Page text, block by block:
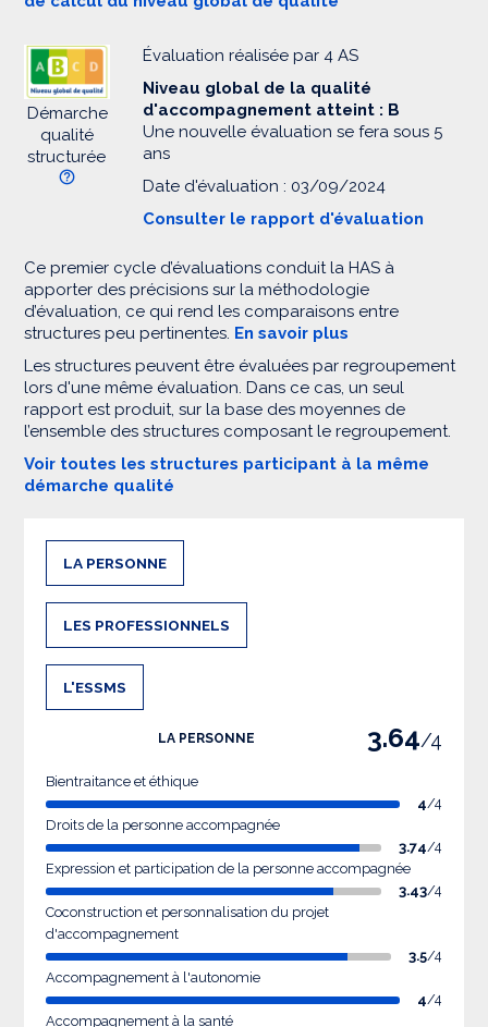
Démarche
qualité
structurée
Évaluation réalisée par 4 AS
Niveau global de la qualité
d'accompagnement atteint : B
Une nouvelle évaluation se fera sous 5
ans
Date d'évaluation : 03/09/2024
Consulter le rapport d'évaluation
Ce premier cycle d’évaluations conduit la HAS à
apporter des précisions sur la méthodologie
d’évaluation, ce qui rend les comparaisons entre
structures peu pertinentes. En savoir plus
Les structures peuvent être évaluées par regroupement
lors d'une même évaluation. Dans ce cas, un seul
rapport est produit, sur la base des moyennes de
l’ensemble des structures composant le regroupement.
Voir toutes les structures participant à la même
démarche qualité
LA PERSONNE
LES PROFESSIONNELS
L'ESSMS
LA PERSONNE 3.64/4
Bientraitance et éthique
4/4
Droits de la personne accompagnée
3.74/4
Expression et participation de la personne accompagnée
3.43/4
Coconstruction et personnalisation du projet
d'accompagnement
3.5/4
Accompagnement à l'autonomie
4/4
Accompagnement à la santé